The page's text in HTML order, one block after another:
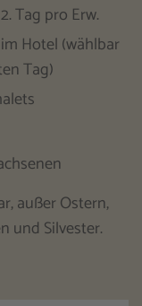
Tag pro Erw.
Hotel (wählbar
Tag)
außer Ostern,
und Silvester.